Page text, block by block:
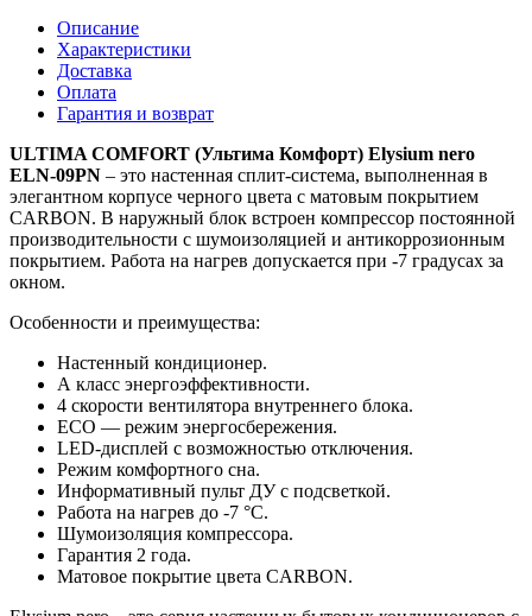
Описание
Характеристики
Доставка
Оплата
Гарантия и возврат
ULTIMA COMFORT (Ультима Комфорт) Elysium nero
ELN-09PN – это настенная сплит-система, выполненная в
элегантном корпусе черного цвета с матовым покрытием
CARBON. В наружный блок встроен компрессор постоянной
производительности с шумоизоляцией и антикоррозионным
покрытием. Работа на нагрев допускается при -7 градусах за
окном.
Особенности и преимущества:
Настенный кондиционер.
А класс энергоэффективности.
4 скорости вентилятора внутреннего блока.
ЕСО — режим энергосбережения.
LED-дисплей с возможностью отключения.
Режим комфортного сна.
Информативный пульт ДУ с подсветкой.
Работа на нагрев до -7 °С.
Шумоизоляция компрессора.
Гарантия 2 года.
Матовое покрытие цвета CARBON.